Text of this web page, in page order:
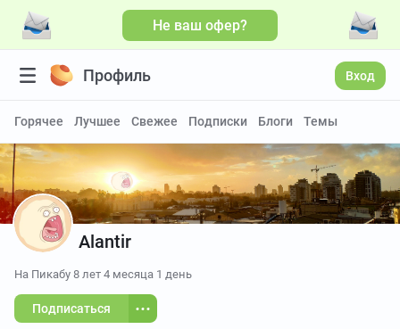
Не ваш офер?
Профиль Вход
Горячее Лучшее Свежее Подписки Блоги Темы
Alantir
На Пикабу 8 лет 4 месяца 1 день
Подписаться
Больше видео